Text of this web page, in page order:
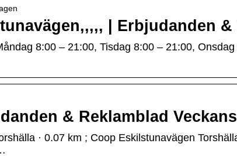
| Erbjudanden
8:00 – 21:00, Tisdag 8:00 – 21:00,
& Reklamblad Veckans
· 0.07 km ; Coop Eskilstunavägen